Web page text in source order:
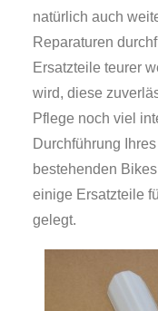
natürlich auch
Reparaturen
Ersatzteile teurer
wird, diese
Pflege noch viel
Durchführung
bestehenden
einige Ersatzteile
gelegt.